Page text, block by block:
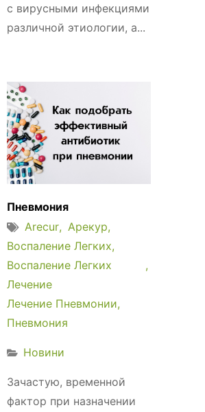
с вирусными инфекциями
различной этиологии, а...
Пневмония
Arecur
Арекур
Воспаление Легких
Воспаление Легких
Лечение
Лечение Пневмонии
Пневмония
Новини
Зачастую, временной
фактор при назначении